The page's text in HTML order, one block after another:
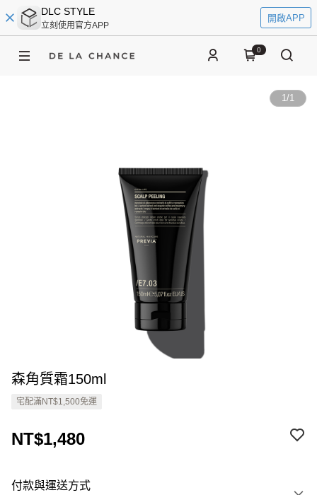
DLC STYLE
立刻使用官方APP
開啟APP
0
1/1
森角質霜150ml
宅配滿NT$1,500免運
NT$1,480
付款與運送方式